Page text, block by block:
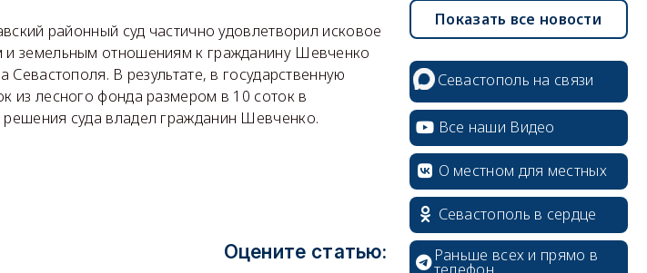
районный суд частично удовлетворил исковое
земельным отношениям к гражданину Шевченко
В результате, в государственную
из лесного фонда размером в 10 соток в
суда владел гражданин Шевченко.
Оцените статью:
Показать все новости
Севастополь на связи
Все наши Видео
О местном для местных
Севастополь в сердце
Раньше всех и прямо в